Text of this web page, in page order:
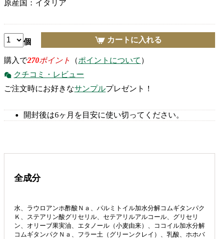
原産国：イタリア
個 カートに入れる
購入で270ポイント （ポイントについて ）
クチコミ・レビュー
ご注文時にお好きなサンプルプレゼント！
開封後は6ヶ月を目安に使い切ってください。
全成分
水、ラウロアンホ酢酸Ｎａ、パルミトイル加水分解コムギタンパク
Ｋ、ステアリン酸グリセリル、セテアリルアルコール、グリセリ
ン、オリーブ果実油、エタノール（小麦由来）、ココイル加水分解
コムギタンパクＮａ、フラー土（グリーンクレイ）、乳酸、ホホバ